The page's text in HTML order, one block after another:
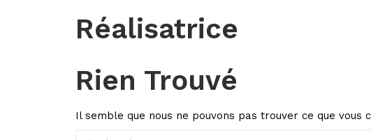
Réalisatrice
Rien Trouvé
Il semble que nous ne pouvons pas trouver ce que